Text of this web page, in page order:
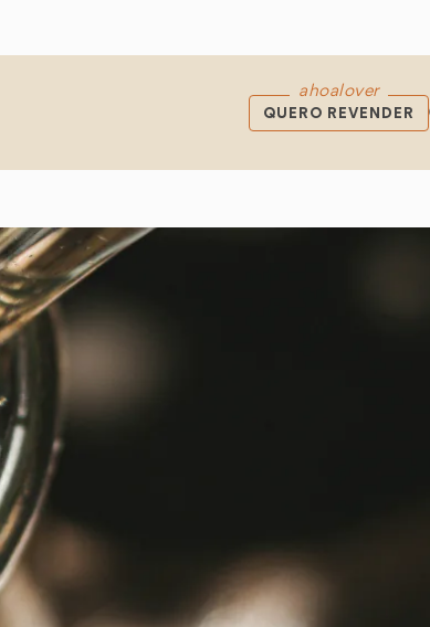
ahoalover
QUERO REVENDER